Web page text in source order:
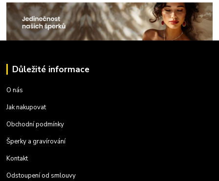
Důležité informace
O nás
Jak nakupovat
Obchodní podmínky
Šperky a gravírování
Kontakt
Odstoupení od smlouvy